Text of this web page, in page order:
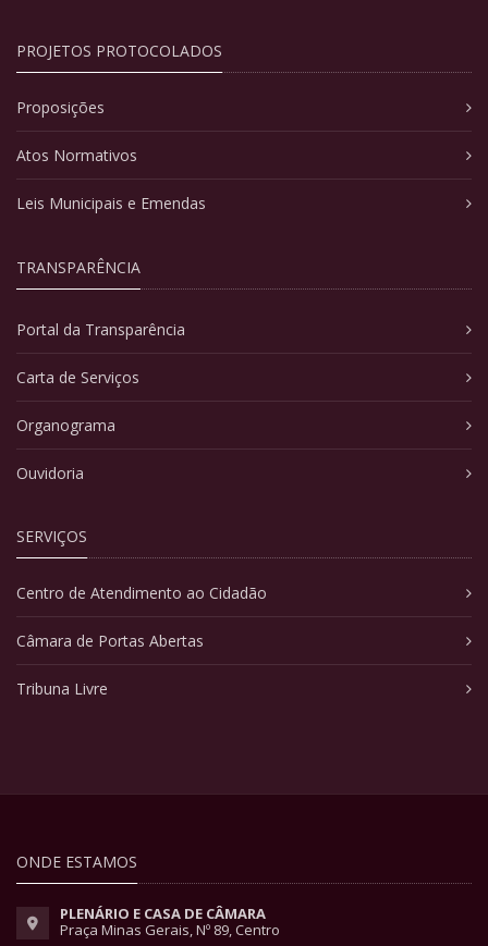
PROJETOS PROTOCOLADOS
Proposições
Atos Normativos
Leis Municipais e Emendas
TRANSPARÊNCIA
Portal da Transparência
Carta de Serviços
Organograma
Ouvidoria
SERVIÇOS
Centro de Atendimento ao Cidadão
Câmara de Portas Abertas
Tribuna Livre
ONDE ESTAMOS
PLENÁRIO E CASA DE CÂMARA
Praça Minas Gerais, Nº 89, Centro